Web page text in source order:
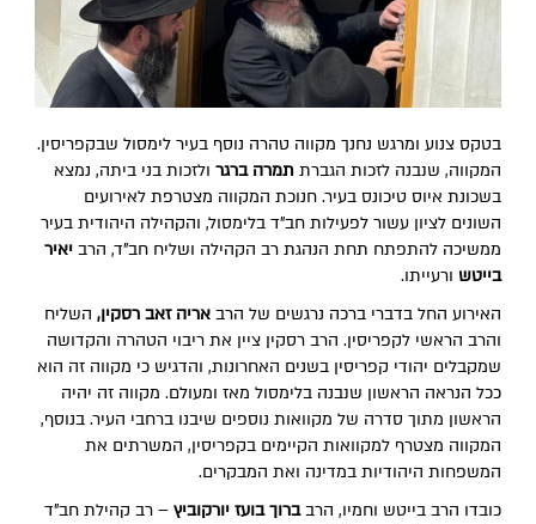
בטקס צנוע ומרגש נחנך מקווה טהרה נוסף בעיר לימסול שבקפריסין.
המקווה, שנבנה לזכות הגברת תמרה ברגרולזכות בני ביתה, נמצא
בשכונת איוס טיכונס בעיר. חנוכת המקווה מצטרפת לאירועים
השונים לציון עשור לפעילות חב"ד בלימסול, והקהילה היהודית בעיר
ממשיכה להתפתח תחת הנהגת רב הקהילה ושליח חב"ד, הרב יאיר
בייטש ורעייתו.
האירוע החל בדברי ברכה נרגשים של הרבאריה זאב רסקין, השליח
והרב הראשי לקפריסין. הרב רסקין ציין את ריבוי הטהרה והקדושה
שמקבלים יהודי קפריסין בשנים האחרונות, והדגיש כי מקווה זה הוא
ככל הנראה הראשון שנבנה בלימסול מאז ומעולם. מקווה זה יהיה
הראשון מתוך סדרה של מקוואות נוספים שיבנו ברחבי העיר. בנוסף,
המקווה מצטרף למקוואות הקיימים בקפריסין, המשרתים את
המשפחות היהודיות במדינה ואת המבקרים.
כובדו הרב בייטש וחמיו, הרבברוך בועז יורקוביץ – רב קהילת חב"ד